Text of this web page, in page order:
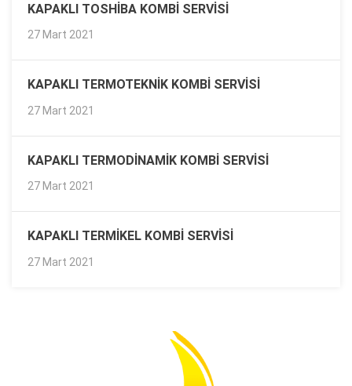
KAPAKLI TOSHIBA KOMBI SERVISI
27 Mart 2021
KAPAKLI TERMOTEKNIK KOMBI SERVISI
27 Mart 2021
KAPAKLI TERMODINAMIK KOMBI SERVISI
27 Mart 2021
KAPAKLI TERMIKEL KOMBI SERVISI
27 Mart 2021